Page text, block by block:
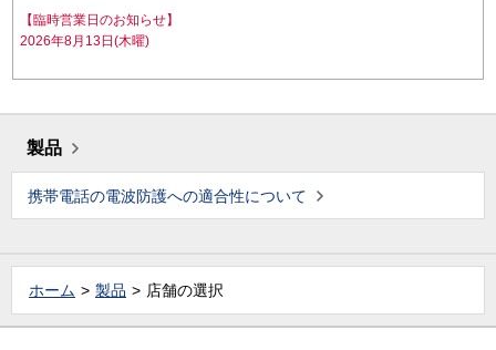
【臨時営業日のお知らせ】
2026年8月13日(木曜)
製品
携帯電話の電波防護への適合性について
ホーム 製品 店舗の選択